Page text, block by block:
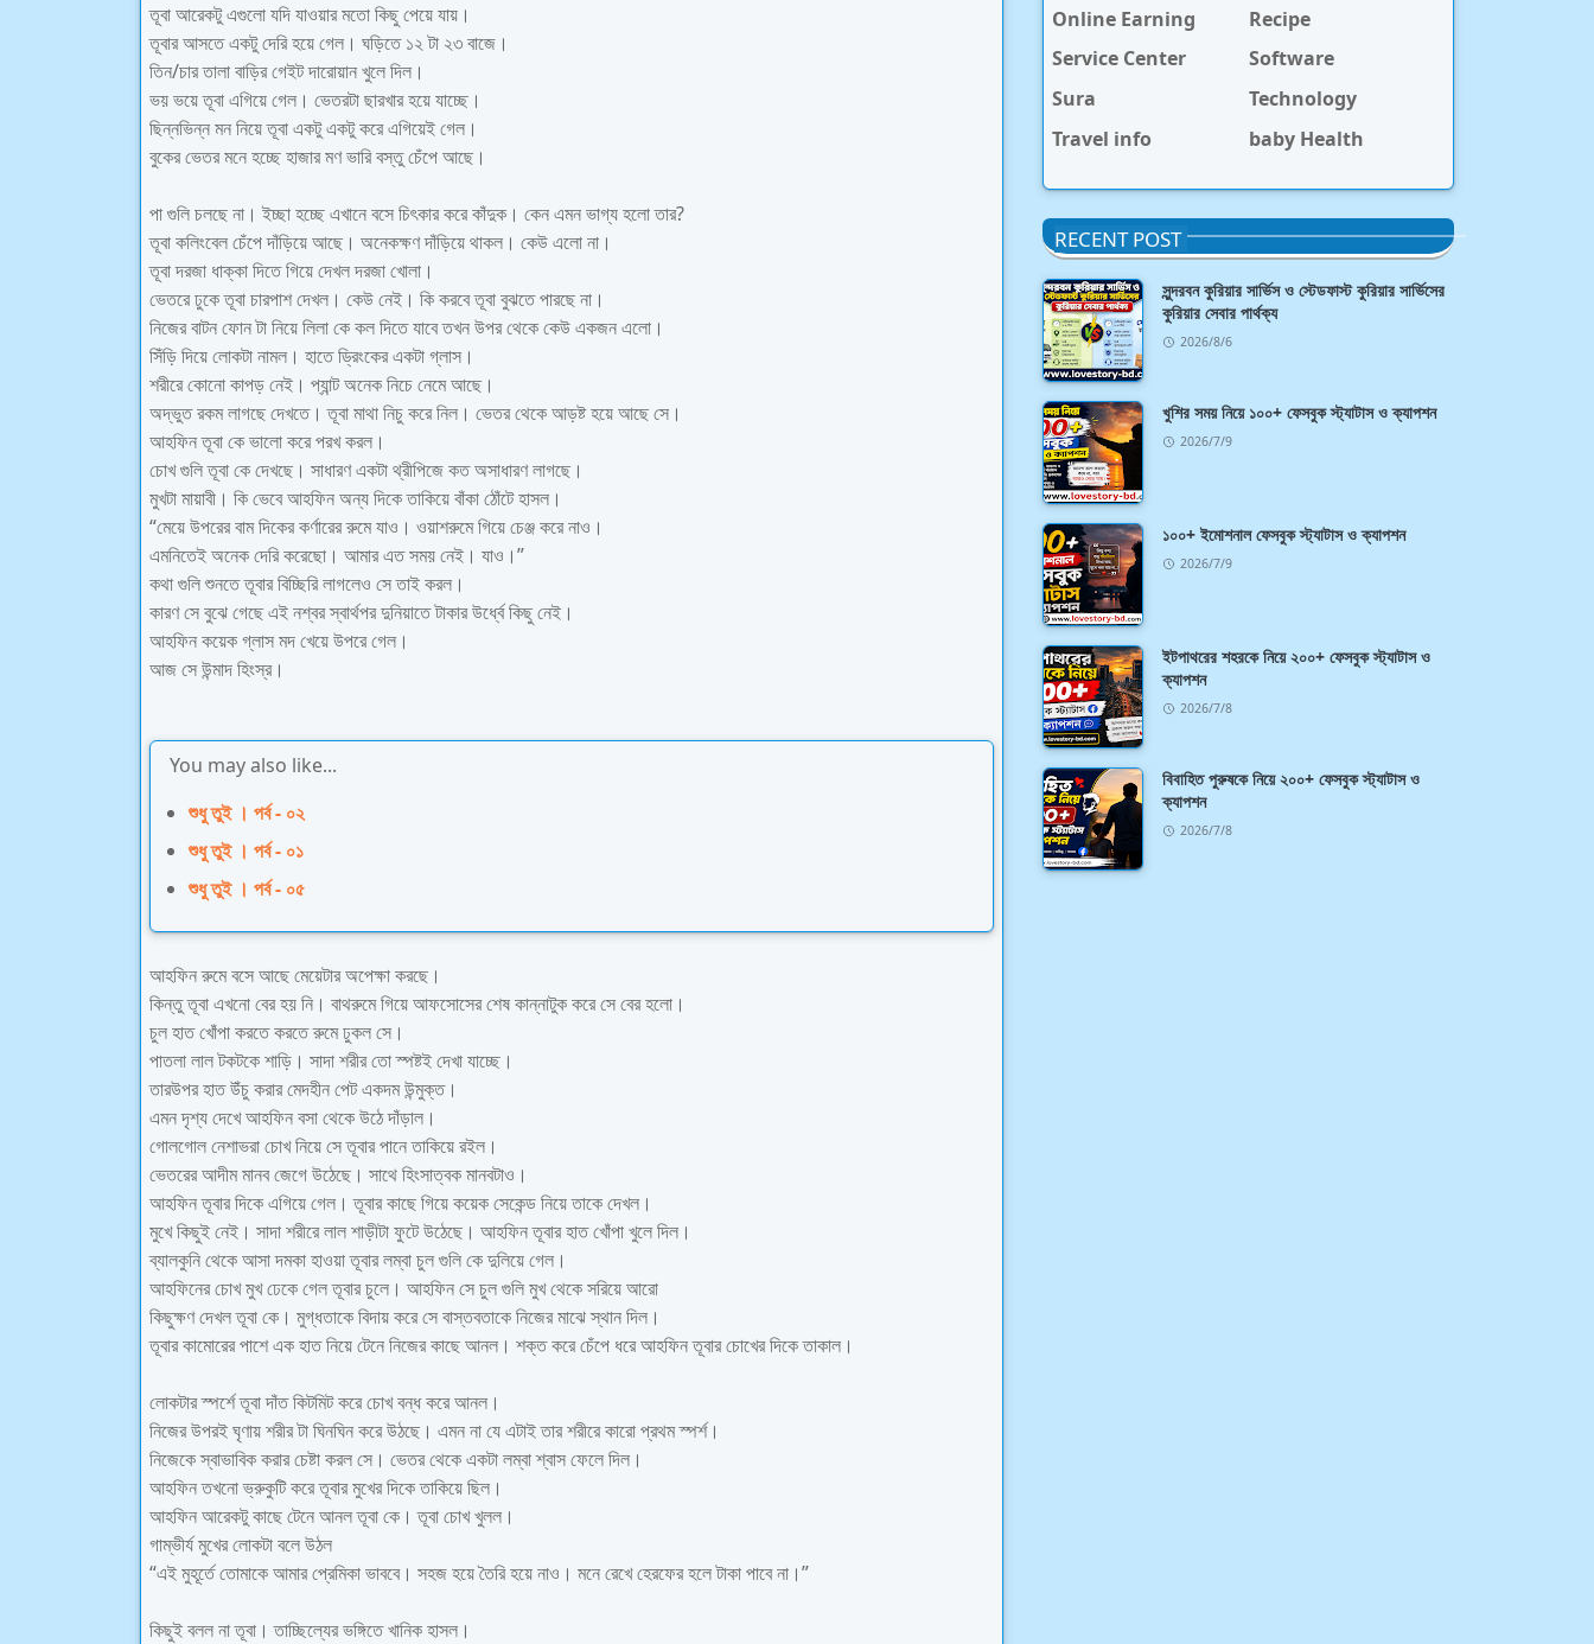
তূবা আরেকটু এগুলো যদি যাওয়ার মতো কিছু পেয়ে যায়।
তূবার আসতে একটু দেরি হয়ে গেল। ঘড়িতে ১২ টা ২৩ বাজে।
তিন/চার তালা বাড়ির গেইট দারোয়ান খুলে দিল।
ভয় ভয়ে তূবা এগিয়ে গেল। ভেতরটা ছারখার হয়ে যাচ্ছে।
ছিন্নভিন্ন মন নিয়ে তূবা একটু একটু করে এগিয়েই গেল।
বুকের ভেতর মনে হচ্ছে হাজার মণ ভারি বস্তু চেঁপে আছে।
পা গুলি চলছে না। ইচ্ছা হচ্ছে এখানে বসে চিৎকার করে কাঁদুক। কেন এমন ভাগ্য হলো তার?
তূবা কলিংবেল চেঁপে দাঁড়িয়ে আছে। অনেকক্ষণ দাঁড়িয়ে থাকল। কেউ এলো না।
তূবা দরজা ধাক্কা দিতে গিয়ে দেখল দরজা খোলা।
ভেতরে ঢুকে তূবা চারপাশ দেখল। কেউ নেই। কি করবে তূবা বুঝতে পারছে না।
নিজের বাটন ফোন টা নিয়ে লিলা কে কল দিতে যাবে তখন উপর থেকে কেউ একজন এলো।
সিঁড়ি দিয়ে লোকটা নামল। হাতে ড্রিংকের একটা গ্লাস।
শরীরে কোনো কাপড় নেই। প্যান্ট অনেক নিচে নেমে আছে।
অদ্ভুত রকম লাগছে দেখতে। তূবা মাথা নিচু করে নিল। ভেতর থেকে আড়ষ্ট হয়ে আছে সে।
আহফিন তূবা কে ভালো করে পরখ করল।
চোখ গুলি তূবা কে দেখছে। সাধারণ একটা থ্রীপিজে কত অসাধারণ লাগছে।
মুখটা মায়াবী। কি ভেবে আহফিন অন্য দিকে তাকিয়ে বাঁকা ঠোঁটে হাসল।
“মেয়ে উপরের বাম দিকের কর্ণারের রুমে যাও। ওয়াশরুমে গিয়ে চেঞ্জ করে নাও।
এমনিতেই অনেক দেরি করেছো। আমার এত সময় নেই। যাও।”
কথা গুলি শুনতে তূবার বিচ্ছিরি লাগলেও সে তাই করল।
কারণ সে বুঝে গেছে এই নশ্বর স্বার্থপর দুনিয়াতে টাকার উর্ধ্বে কিছু নেই।
আহফিন কয়েক গ্লাস মদ খেয়ে উপরে গেল।
আজ সে উন্মাদ হিংস্র।
You may also like...
শুধু তুই । পর্ব - ০২
শুধু তুই । পর্ব - ০১
শুধু তুই । পর্ব - ০৫
আহফিন রুমে বসে আছে মেয়েটার অপেক্ষা করছে।
কিন্তু তূবা এখনো বের হয় নি। বাথরুমে গিয়ে আফসোসের শেষ কান্নাটুক করে সে বের হলো।
চুল হাত খোঁপা করতে করতে রুমে ঢুকল সে।
পাতলা লাল টকটকে শাড়ি। সাদা শরীর তো স্পষ্টই দেখা যাচ্ছে।
তারউপর হাত উঁচু করার মেদহীন পেট একদম উন্মুক্ত।
এমন দৃশ্য দেখে আহফিন বসা থেকে উঠে দাঁড়াল।
গোলগোল নেশাভরা চোখ নিয়ে সে তূবার পানে তাকিয়ে রইল।
ভেতরের আদীম মানব জেগে উঠেছে। সাথে হিংসাত্বক মানবটাও।
আহফিন তূবার দিকে এগিয়ে গেল। তূবার কাছে গিয়ে কয়েক সেকেন্ড নিয়ে তাকে দেখল।
মুখে কিছুই নেই। সাদা শরীরে লাল শাড়ীটা ফুটে উঠেছে। আহফিন তূবার হাত খোঁপা খুলে দিল।
ব্যালকুনি থেকে আসা দমকা হাওয়া তূবার লম্বা চুল গুলি কে দুলিয়ে গেল।
আহফিনের চোখ মুখ ঢেকে গেল তূবার চুলে। আহফিন সে চুল গুলি মুখ থেকে সরিয়ে আরো
কিছুক্ষণ দেখল তূবা কে। মুগ্ধতাকে বিদায় করে সে বাস্তবতাকে নিজের মাঝে স্থান দিল।
তূবার কামোরের পাশে এক হাত নিয়ে টেনে নিজের কাছে আনল। শক্ত করে চেঁপে ধরে আহফিন তূবার চোখের দিকে তাকাল।
লোকটার স্পর্শে তূবা দাঁত কিটমিট করে চোখ বন্ধ করে আনল।
নিজের উপরই ঘৃণায় শরীর টা ঘিনঘিন করে উঠছে। এমন না যে এটাই তার শরীরে কারো প্রথম স্পর্শ।
নিজেকে স্বাভাবিক করার চেষ্টা করল সে। ভেতর থেকে একটা লম্বা শ্বাস ফেলে দিল।
আহফিন তখনো ভ্রুকুটি করে তূবার মুখের দিকে তাকিয়ে ছিল।
আহফিন আরেকটু কাছে টেনে আনল তূবা কে। তূবা চোখ খুলল।
গাম্ভীর্য মুখের লোকটা বলে উঠল
“এই মুহূর্তে তোমাকে আমার প্রেমিকা ভাববে। সহজ হয়ে তৈরি হয়ে নাও। মনে রেখে হেরফের হলে টাকা পাবে না।”
কিছুই বলল না তূবা। তাচ্ছিল্যের ভঙ্গিতে খানিক হাসল।
Online Earning
Recipe
Service Center
Software
Sura
Technology
Travel info
baby Health
RECENT POST
সুন্দরবন কুরিয়ার সার্ভিস ও স্টেডফাস্ট কুরিয়ার সার্ভিসের
কুরিয়ার সেবার পার্থক্য
2026/8/6
খুশির সময় নিয়ে ১০০+ ফেসবুক স্ট্যাটাস ও ক্যাপশন
2026/7/9
১০০+ ইমোশনাল ফেসবুক স্ট্যাটাস ও ক্যাপশন
2026/7/9
ইটপাথরের শহরকে নিয়ে ২০০+ ফেসবুক স্ট্যাটাস ও
ক্যাপশন
2026/7/8
বিবাহিত পুরুষকে নিয়ে ২০০+ ফেসবুক স্ট্যাটাস ও
ক্যাপশন
2026/7/8